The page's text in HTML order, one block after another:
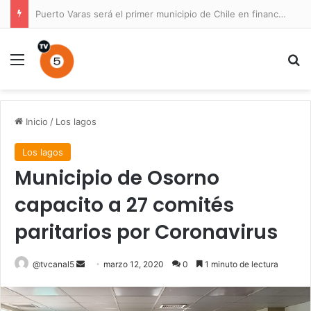
Puerto Varas será el primer municipio de Chile en financiar un Plan Maestro para un parque nacional
Menú
Inicio / Los lagos
Los lagos
Municipio de Osorno
capacito a 27 comités
paritarios por Coronavirus
@tvcanal5
Send marzo 12, 2020 0 1 minuto de lectura